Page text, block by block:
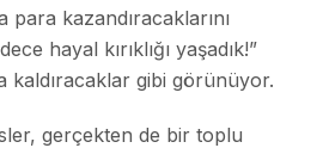
para kazandıracaklarını
hayal kırıklığı yaşadık!”
kaldıracaklar gibi görünüyor.
gerçekten de bir toplu